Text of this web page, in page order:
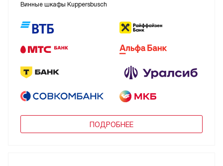
Винные шкафы Kuppersbusch
ПОДРОБНЕЕ